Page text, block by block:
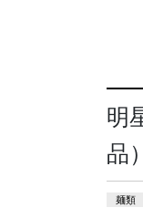
明
品
麺類